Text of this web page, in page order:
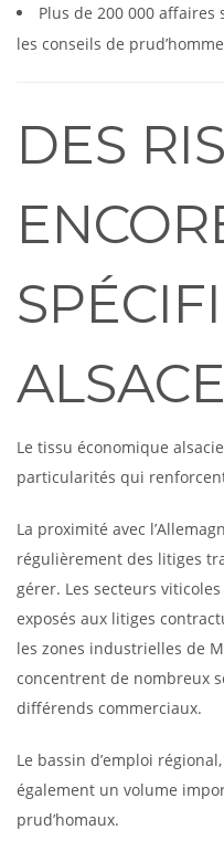
Plus de 200 000
les conseils de
DES
ALSACE
Le tissu économique
particularités qui
La proximité avec
régulièrement des litiges
gérer. Les secteurs
exposés aux litiges
les zones industrielles de
concentrent de nombreux
différends commerciaux.
Le bassin d’emploi
également un volume
prud’homaux.